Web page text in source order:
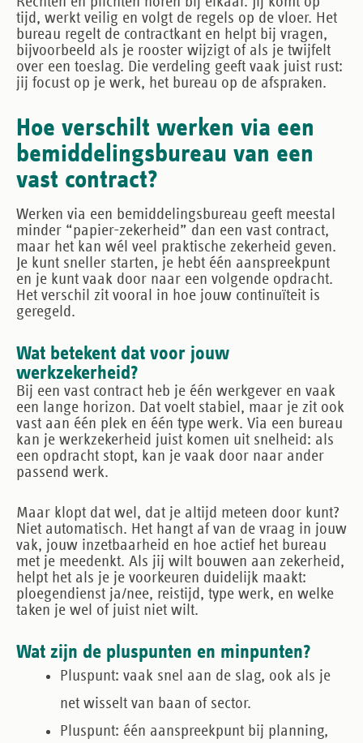
tijd, werkt veilig en volgt de regels op de vloer. Het
bureau regelt de contractkant en helpt bij vragen,
bijvoorbeeld als je rooster wijzigt of als je twijfelt
over een toeslag. Die verdeling geeft vaak juist rust:
jij focust op je werk, het bureau op de afspraken.
Hoe verschilt werken via een
bemiddelingsbureau van een
vast contract?
Werken via een bemiddelingsbureau geeft meestal
minder “papier-zekerheid” dan een vast contract,
maar het kan wél veel praktische zekerheid geven.
Je kunt sneller starten, je hebt één aanspreekpunt
en je kunt vaak door naar een volgende opdracht.
Het verschil zit vooral in hoe jouw continuïteit is
geregeld.
Wat betekent dat voor jouw
werkzekerheid?
Bij een vast contract heb je één werkgever en vaak
een lange horizon. Dat voelt stabiel, maar je zit ook
vast aan één plek en één type werk. Via een bureau
kan je werkzekerheid juist komen uit snelheid: als
een opdracht stopt, kan je vaak door naar ander
passend werk.
Maar klopt dat wel, dat je altijd meteen door kunt?
Niet automatisch. Het hangt af van de vraag in jouw
vak, jouw inzetbaarheid en hoe actief het bureau
met je meedenkt. Als jij wilt bouwen aan zekerheid,
helpt het als je je voorkeuren duidelijk maakt:
ploegendienst ja/nee, reistijd, type werk, en welke
taken je wel of juist niet wilt.
Wat zijn de pluspunten en minpunten?
Pluspunt: vaak snel aan de slag, ook als je
net wisselt van baan of sector.
Pluspunt: één aanspreekpunt bij planning,